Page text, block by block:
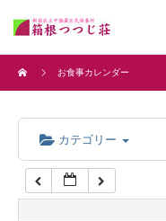
お食事カレンダー
カテゴリー
4:00 AM
6:00 AM
7:00 AM